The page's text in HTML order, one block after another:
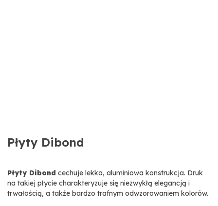
Płyty Dibond
Płyty Dibond cechuje lekka, aluminiowa konstrukcja. Druk
na takiej płycie charakteryzuje się niezwykłą elegancją i
trwałością, a także bardzo trafnym odwzorowaniem kolorów.